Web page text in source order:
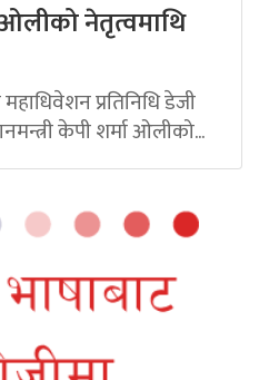
नेतृत्वमाथि
प्रतिनिधि डेजी
केपी शर्मा ओलीको...